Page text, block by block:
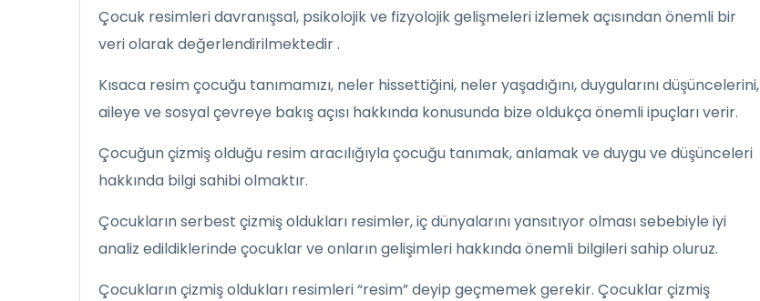
Çocuk resimleri davranışsal, psikolojik ve fizyolojik gelişmeleri izlemek açısından önemli bir
veri olarak değerlendirilmektedir .
Kısaca resim çocuğu tanımamızı, neler hissettiğini, neler yaşadığını, duygularını düşüncelerini,
aileye ve sosyal çevreye bakış açısı hakkında konusunda bize oldukça önemli ipuçları verir.
Çocuğun çizmiş olduğu resim aracılığıyla çocuğu tanımak, anlamak ve duygu ve düşünceleri
hakkında bilgi sahibi olmaktır.
Çocukların serbest çizmiş oldukları resimler, iç dünyalarını yansıtıyor olması sebebiyle iyi
analiz edildiklerinde çocuklar ve onların gelişimleri hakkında önemli bilgileri sahip oluruz.
Çocukların çizmiş oldukları resimleri “resim” deyip geçmemek gerekir. Çocuklar çizmiş